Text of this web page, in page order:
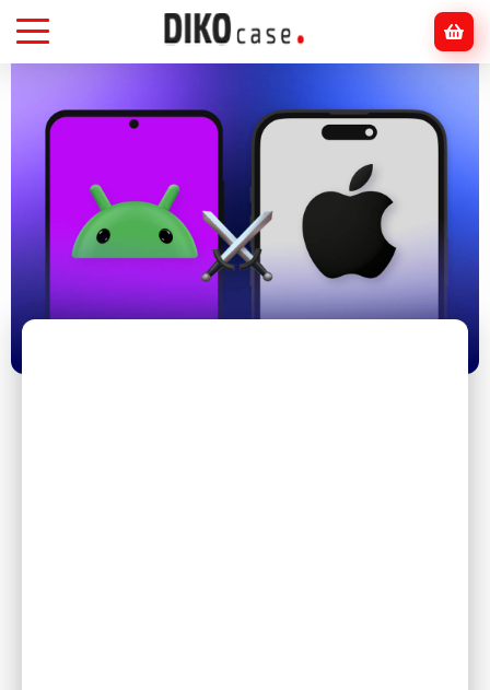
Головна Смартфони
Переваги iPhone перед Android: чому
смартфони Apple залишаються популярними